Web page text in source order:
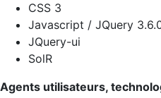
CSS 3
Javascript / JQuery
JQuery-ui
SolR
Agents utilisateurs,